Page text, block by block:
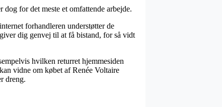
for det meste et omfattende arbejde.
forhandleren understøtter de
dig genvej til at få bistand, for så vidt
hvilken returret hjemmesiden
vidne om købet af Renée Voltaire
dreng.